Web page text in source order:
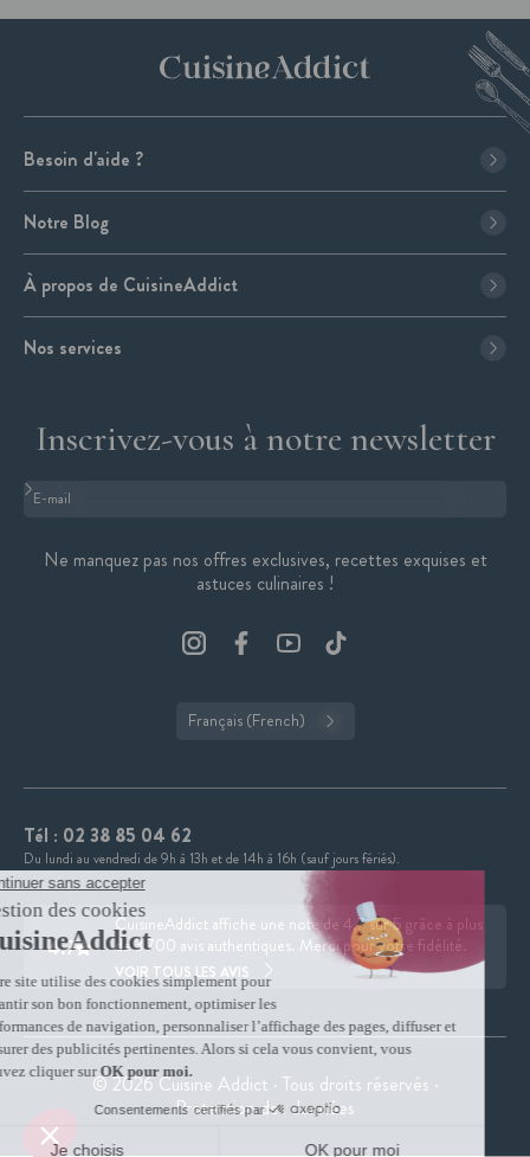
Besoin d'aide ?
Notre Blog
À propos de CuisineAddict
Nos services
Inscrivez-vous à notre newsletter
Format : adresse@email.com
Ne manquez pas nos offres exclusives, recettes exquises et
astuces culinaires !
Français (French)
Tél : 02 38 85 04 62
Du lundi au vendredi de 9h à 13h et de 14h à 16h (sauf jours fériés).
4.7
CuisineAddict affiche une note de 4,7 sur 5 grâce à plus
de 3 700 avis authentiques. Merci pour votre fidélité.
VOIR TOUS LES AVIS
© 2026 Cuisine Addict · Tous droits réservés ·
Protection des données